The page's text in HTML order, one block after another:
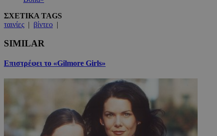
ΣΧΕΤΙΚΑ TAGS
ταινίες | βίντεο |
SIMILAR
Επιστρέφει το «Gilmore Girls»